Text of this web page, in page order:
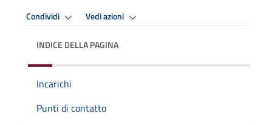
Condividi Vedi azioni
INDICE DELLA PAGINA
Incarichi
Punti di contatto